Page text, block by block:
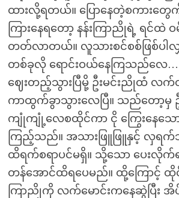
ထားလို့ရတယ်။ ပြောနေတဲ့စကားတွေ
ကြားနေရတော့ နန်းကြာညိုရဲ့ ရင်ထဲ
တတ်လာတယ်။ လူသားစင်စစ်ဖြစ်ပါလ
တစ်ခုလို ရောင်းဝယ်နေကြသည်လေ…..
ဈေးတည့်သွားပြီမို့ ဦးမင်းညိုထံ လ
ကာထွက်ခွာသွားလေပြီ။ သည်တော့မှ
ကျုံကျုံ့လေစထိုင်ကာ ငို ကြွေးနေသေ
ကြည့်သည်။ အသားဖြူဖြူနှင့် လှရက်
ထိရက်စရာပင်မရှိ။ သို့သော ပေးလို
တန်အောင်ထိရပေမည်။ ထို့ကြောင့် ထို
ကြာညိုကို လက်မောင်းကနေဆွဲပြီး အိပ်